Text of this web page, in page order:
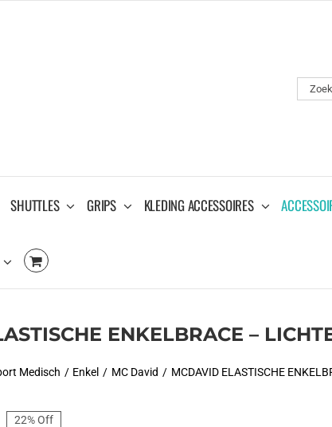
Zoeken
naar:
SHUTTLES GRIPS KLEDING ACCESSOIRES
ENKELBRACE –
Medisch Enkel MC David MCDAVID ELASTISCHE
22% Off